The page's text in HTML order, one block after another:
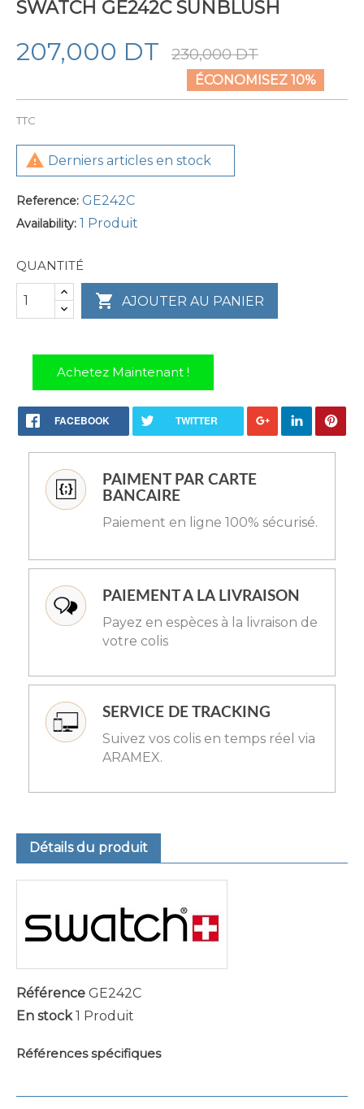
SWATCH GE242C SUNBLUSH
207,000 DT 230,000 DT
ÉCONOMISEZ 10%
TTC
 Derniers articles en stock
Reference: GE242C
Availability: 1 Produit
QUANTITÉ
 AJOUTER AU PANIER
Achetez Maintenant !
FACEBOOK TWITTER
PAIMENT PAR CARTE
BANCAIRE
Paiement en ligne 100% sécurisé.
PAIEMENT A LA LIVRAISON
Payez en espèces à la livraison de
votre colis
SERVICE DE TRACKING
Suivez vos colis en temps réel via
ARAMEX.
Détails du produit
Référence GE242C
En stock 1 Produit
Références spécifiques